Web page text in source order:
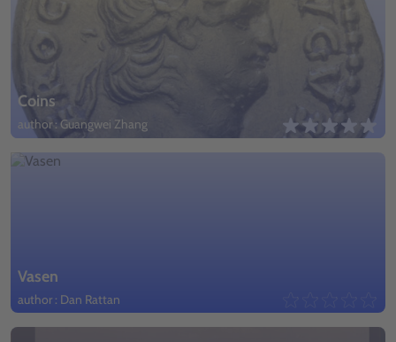
Coins
author : Guangwei Zhang
Vasen
author : Dan Rattan